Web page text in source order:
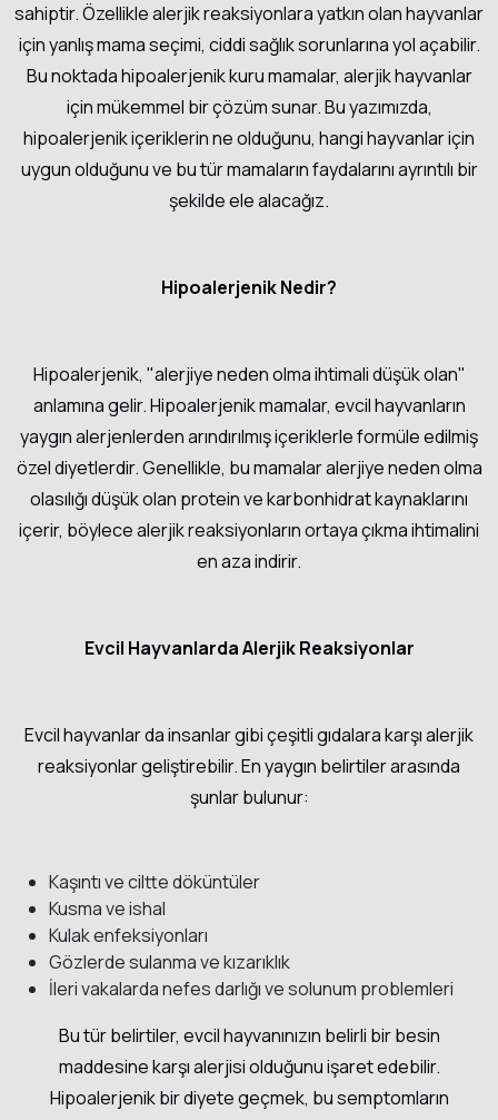
sahiptir. Özellikle alerjik reaksiyonlara yatkın olan hayvanlar
için yanlış mama seçimi, ciddi sağlık sorunlarına yol açabilir.
Bu noktada hipoalerjenik kuru mamalar, alerjik hayvanlar
için mükemmel bir çözüm sunar. Bu yazımızda,
hipoalerjenik içeriklerin ne olduğunu, hangi hayvanlar için
uygun olduğunu ve bu tür mamaların faydalarını ayrıntılı bir
şekilde ele alacağız.
Hipoalerjenik Nedir?
Hipoalerjenik, "alerjiye neden olma ihtimali düşük olan"
anlamına gelir. Hipoalerjenik mamalar, evcil hayvanların
yaygın alerjenlerden arındırılmış içeriklerle formüle edilmiş
özel diyetlerdir. Genellikle, bu mamalar alerjiye neden olma
olasılığı düşük olan protein ve karbonhidrat kaynaklarını
içerir, böylece alerjik reaksiyonların ortaya çıkma ihtimalini
en aza indirir.
Evcil Hayvanlarda Alerjik Reaksiyonlar
Evcil hayvanlar da insanlar gibi çeşitli gıdalara karşı alerjik
reaksiyonlar geliştirebilir. En yaygın belirtiler arasında
şunlar bulunur:
Kaşıntı ve ciltte döküntüler
Kusma ve ishal
Kulak enfeksiyonları
Gözlerde sulanma ve kızarıklık
İleri vakalarda nefes darlığı ve solunum problemleri
Bu tür belirtiler, evcil hayvanınızın belirli bir besin
maddesine karşı alerjisi olduğunu işaret edebilir.
Hipoalerjenik bir diyete geçmek, bu semptomların